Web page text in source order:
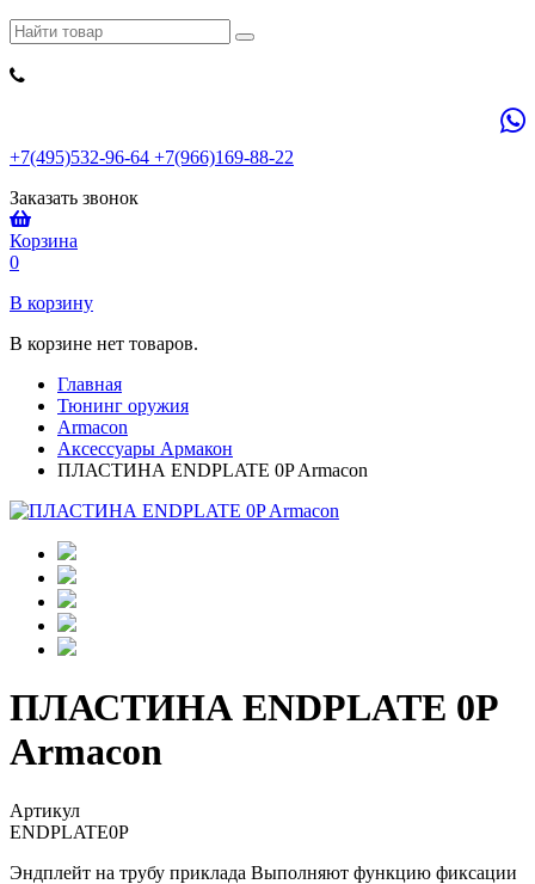
+7(495)532-96-64 +7(966)169-88-22
Заказать звонок
Корзина
0
В корзину
В корзине нет товаров.
Главная
Тюнинг оружия
Armacon
Аксессуары Армакон
ПЛАСТИНА ENDPLATE 0P Armacon
ПЛАСТИНА ENDPLATE 0P
Armacon
Артикул
ENDPLATE0P
Эндплейт на трубу приклада Выполняют функцию фиксации